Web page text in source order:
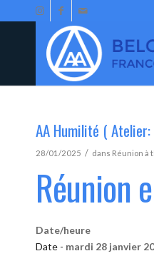
AA Humilité (
28/01/2025 / dans Réunion à
Réunion
Date/heure
Date - mardi 28 janvier